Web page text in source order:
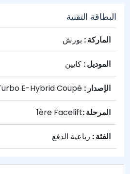
البطاقة التقنية
الماركة : بورش
الموديل : كايين
الإصدار :
المرحلة :1ère Facelift
الفئة : رباعية الدفع